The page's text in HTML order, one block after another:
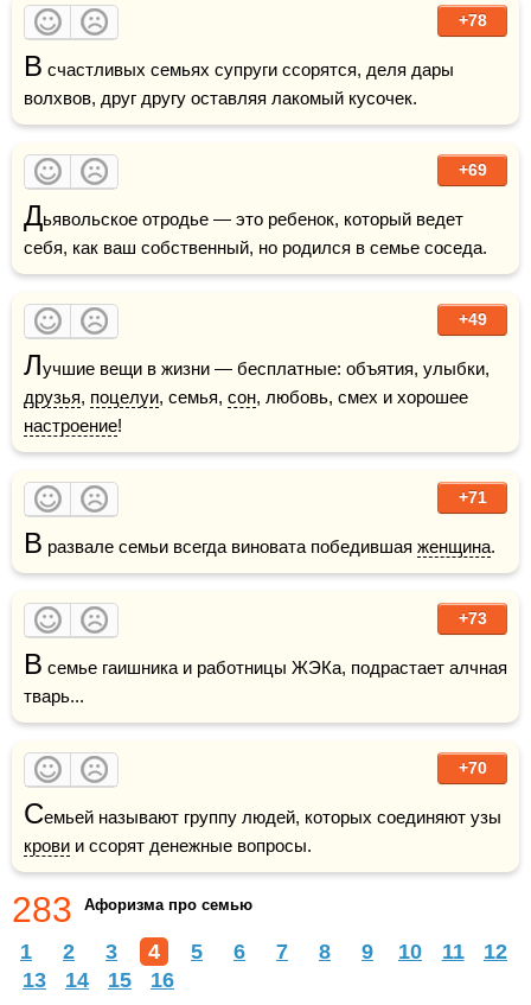
+78
В счастливых семьях супруги ссорятся, деля дары
волхвов, друг другу оставляя лакомый кусочек.
+69
Дьявольское отродье — это ребенок, который ведет
себя, как ваш собственный, но родился в семье соседа.
+49
Л
друзья, поцелуи, семья, сон
настроение!
+71
В развале семьи всегда виновата победившая женщина.
+73
В семье гаишника и работницы ЖЭКа, подрастает алчная
тварь...
+70
С
крови и ссорят денежные вопросы.
283 Афоризма про семью
1 2 3 4 5 6 7 8 9 10 11
12
13
14 15 16